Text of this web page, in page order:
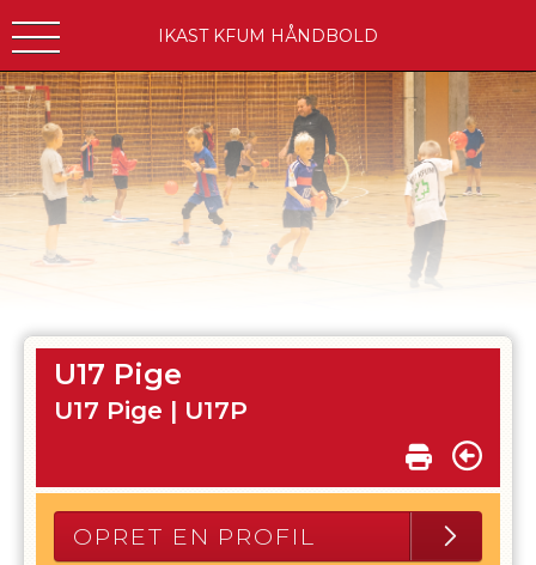
IKAST KFUM HÅNDBOLD
U17 Pige
U17 Pige | U17P
OPRET EN PROFIL